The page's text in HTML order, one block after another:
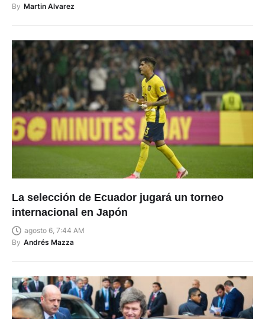
By Martin Alvarez
La selección de Ecuador jugará un torneo
internacional en Japón
agosto 6, 7:44 AM
By Andrés Mazza